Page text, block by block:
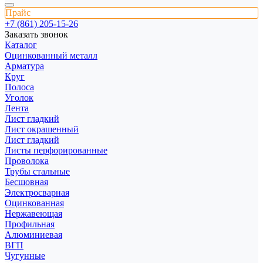
Прайс
+7 (861) 205-15-26
Заказать звонок
Каталог
Оцинкованный металл
Арматура
Круг
Полоса
Уголок
Лента
Лист гладкий
Лист окрашенный
Лист гладкий
Листы перфорированные
Проволока
Трубы стальные
Бесшовная
Электросварная
Оцинкованная
Нержавеющая
Профильная
Алюминиевая
ВГП
Чугунные